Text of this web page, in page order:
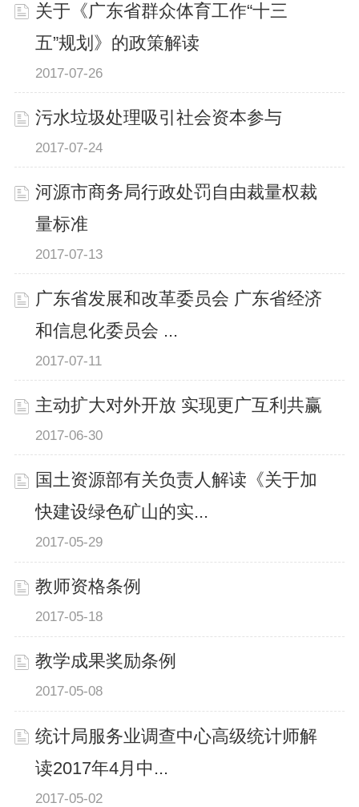
关于《广东省群众体育工作“十三
五”规划》的政策解读
2017-07-26
污水垃圾处理吸引社会资本参与
2017-07-24
河源市商务局行政处罚自由裁量权裁
量标准
2017-07-13
广东省发展和改革委员会 广东省经济
和信息化委员会 ...
2017-07-11
主动扩大对外开放 实现更广互利共赢
2017-06-30
国土资源部有关负责人解读《关于加
快建设绿色矿山的实...
2017-05-29
教师资格条例
2017-05-18
教学成果奖励条例
2017-05-08
统计局服务业调查中心高级统计师解
读2017年4月中...
2017-05-02